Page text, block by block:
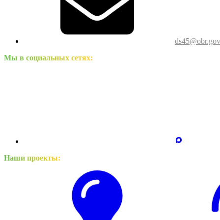
Мы в социальных сетях:
Наши проекты: